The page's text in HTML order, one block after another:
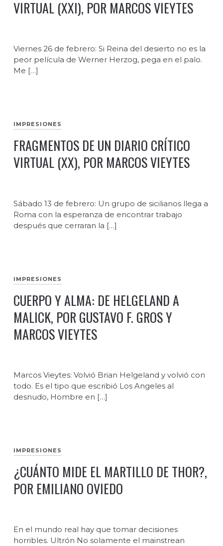
VIRTUAL (XXI), POR MARCOS VIEYTES
Viernes 26 de febrero: Si Reina del desierto no es la
peor película de Werner Herzog, pega en el palo.
Me […]
IMPRESIONES
FRAGMENTOS DE UN DIARIO CRÍTICO
VIRTUAL (XX), POR MARCOS VIEYTES
Sábado 13 de febrero: Un grupo de sicilianos llega a
Roma con la esperanza de encontrar trabajo
después que cerraran la […]
IMPRESIONES
CUERPO Y ALMA: DE HELGELAND A
MALICK, POR GUSTAVO F. GROS Y
MARCOS VIEYTES
Marcos Vieytes: Volvió Brian Helgeland y volvió con
todo. Es el tipo que escribió Los Angeles al
desnudo, Hombre en […]
IMPRESIONES
¿CUÁNTO MIDE EL MARTILLO DE THOR?,
POR EMILIANO OVIEDO
En el mundo real hay que tomar decisiones
horribles. Ultrón No solamente el mainstrean